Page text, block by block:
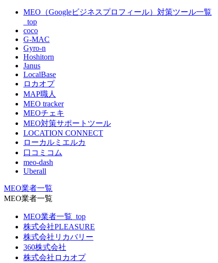
MEO（Googleビジネスプロフィール）対策ツール一覧
_top
coco
G-MAC
Gyro-n
Hoshitorn
Janus
LocalBase
ロカオプ
MAP職人
MEO tracker
MEOチェキ
MEO対策サポートツール
LOCATION CONNECT
ローカルミエルカ
口コミコム
meo-dash
Uberall
MEO業者一覧
MEO業者一覧
MEO業者一覧_top
株式会社PLEASURE
株式会社リカバリー
360株式会社
株式会社ロカオプ